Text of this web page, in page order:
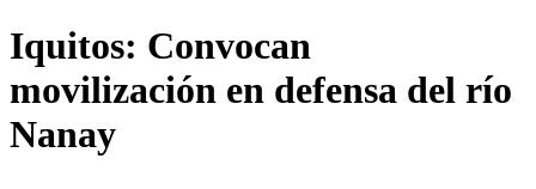
Iquitos: Convocan
movilización en defensa del río
Nanay